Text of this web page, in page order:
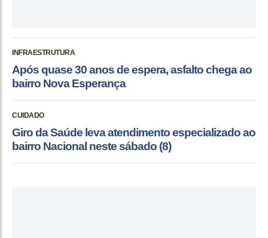
INFRAESTRUTURA
Após quase 30 anos de espera, asfalto chega ao
bairro Nova Esperança
CUIDADO
Giro da Saúde leva atendimento especializado ao
bairro Nacional neste sábado (8)